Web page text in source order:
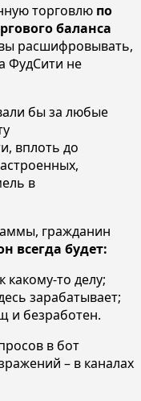
торговлю по
баланса
расшифровывать,
ФудСити не
бы за любые
вплоть до
в
гражданин
всегда будет:
какому-то делу;
зарабатывает;
и безработен.
в бот
– в каналах